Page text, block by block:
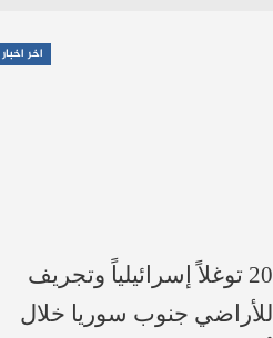
اخر اخبار
20 توغلاً إسرائيلياً وتجريف
للأراضي جنوب سوريا خلال